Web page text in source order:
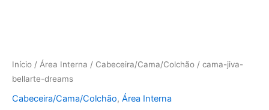
Início / Área Interna / Cabeceira/Cama/Colchão / cama-jiva-
bellarte-dreams
Cabeceira/Cama/Colchão, Área Interna